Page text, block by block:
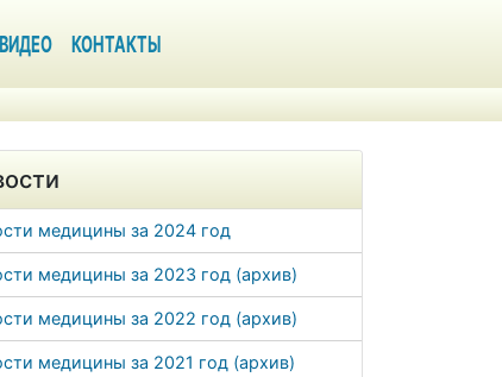
ВИДЕО КОНТАКТЫ
медицины за 2024 год
медицины за 2023 год (архив)
медицины за 2022 год (архив)
медицины за 2021 год (архив)